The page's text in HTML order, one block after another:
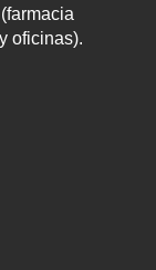
oficinas).